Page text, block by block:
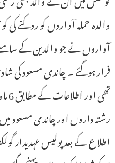
والدہ حملہ آواروں کو روکنے
آواروں نے جو والدین کے
فرار ہوگئے ۔ چاندی مسعود کی
رشتہ داروں اور چاندی مسعود
اطلاع کے بعد پولیس عہدیدار